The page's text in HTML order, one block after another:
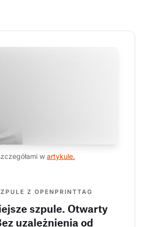
w artykule.
Z OPENPRINTTAG
szpule. Otwarty
uzależnienia od